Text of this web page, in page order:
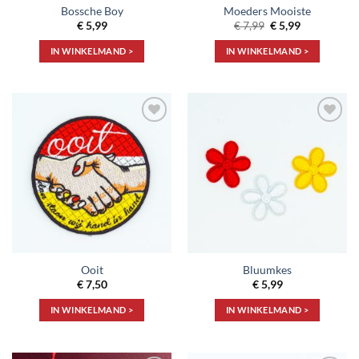
Bossche Boy
€5,99
IN WINKELMAND >
Moeders Mooiste
€7,99 Oorspronkelijke
prijs
was:
€ 7,99.
€5,99Huidige
€ 5,99.
IN WINKELMAND >
Toevoegen
aan
verlanglijst
Ooit
€7,50
IN WINKELMAND >
aan
verlanglijst
Bluumkes
€5,99
IN WINKELMAND >